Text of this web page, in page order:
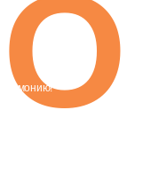
гармонию!